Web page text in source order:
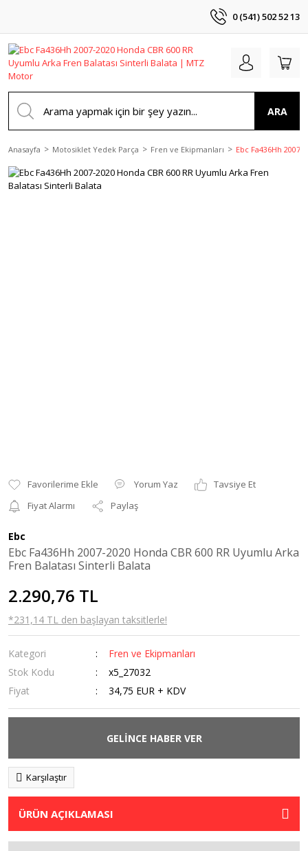
0 (541) 502 52 13
ARA
Anasayfa Motosiklet Yedek Parça Fren ve Ekipmanları Ebc Fa436Hh
Yorum Yaz
Tavsiye Et
Fiyat Alarmı
Paylaş
Ebc
Ebc Fa436Hh 2007-2020 Honda CBR 600 RR Uyumlu Arka
Fren Balatası Sinterli Balata
2.290,76 TL
*231,14 TL den başlayan taksitlerle!
Kategori
Fren ve Ekipmanları
Stok Kodu
x5_27032
Fiyat
34,75 EUR + KDV
GELİNCE HABER VER
Karşılaştır
ÜRÜN AÇIKLAMASI